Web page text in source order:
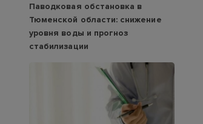
Паводковая обстановка в
Тюменской области: снижение
уровня воды и прогноз
стабилизации